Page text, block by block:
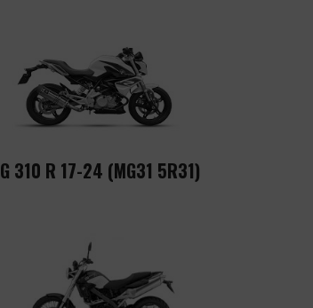
G 310 R 17-24 (MG31 5R31)